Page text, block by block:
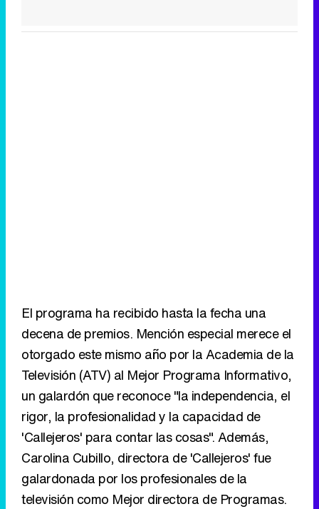
El programa ha recibido hasta la fecha una
decena de premios. Mención especial merece el
otorgado este mismo año por la Academia de la
Televisión (ATV) al Mejor Programa Informativo,
un galardón que reconoce "la independencia, el
rigor, la profesionalidad y la capacidad de
'Callejeros' para contar las cosas". Además,
Carolina Cubillo, directora de 'Callejeros' fue
galardonada por los profesionales de la
televisión como Mejor directora de Programas.